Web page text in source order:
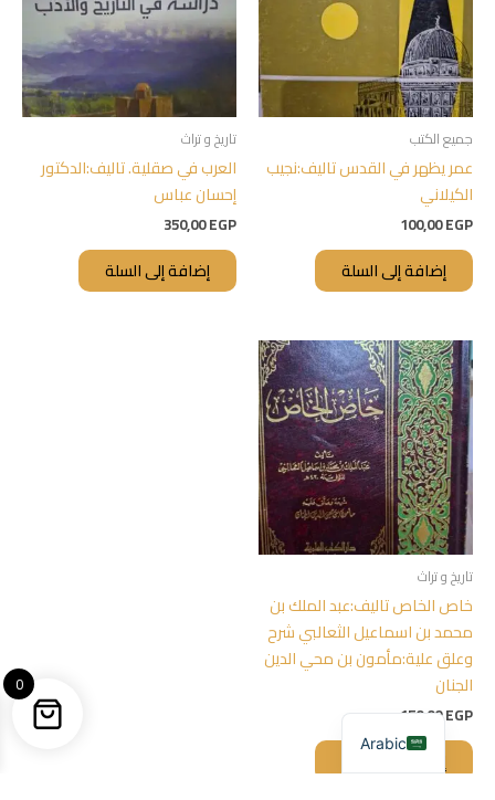
جميع الكتب
عمر يظهر في القدس تاليف:نجيب
الكيلاني
100,00EGP
إضافة إلى السلة
تاريخ و تراث
العرب في صقلية. تاليف:الدكتور
إحسان عباس
350,00EGP
إضافة إلى السلة
تاريخ و تراث
خاص الخاص تاليف:عبد الملك بن
محمد بن اسماعيل الثعالبي شرح
وعلق علية:مأمون بن محي الدين
الجنان
150,00EGP
إضافة إلى السلة
0
Arabic